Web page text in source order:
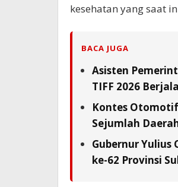
kesehatan yang saat
BACA JUGA
Asisten
TIFF 2026
Kontes
Sejumlah
Gubernur Yulius
ke-62 Provinsi